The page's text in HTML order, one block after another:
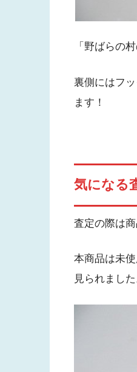
「野ばらの
裏側にはフ
ます！
気になる
査定の際は
本商品は未
見られまし